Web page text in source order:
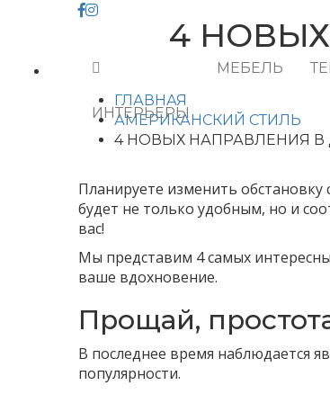
ИНТЕРЬЕРЫ
МЕБЕЛЬ
4
ГЛАВНАЯ
АМЕРИКАНСКИЙ СТИЛЬ
4 НОВЫХ НАПРАВЛЕНИЯ В
Планируете изменить
будет не только удобным, но и
вас!
Мы представим 4 самых
ваше вдохновение.
Прощай,
В последнее время наблюдается
популярности.